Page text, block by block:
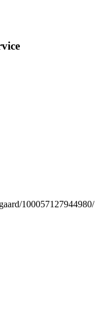
100057127944980/